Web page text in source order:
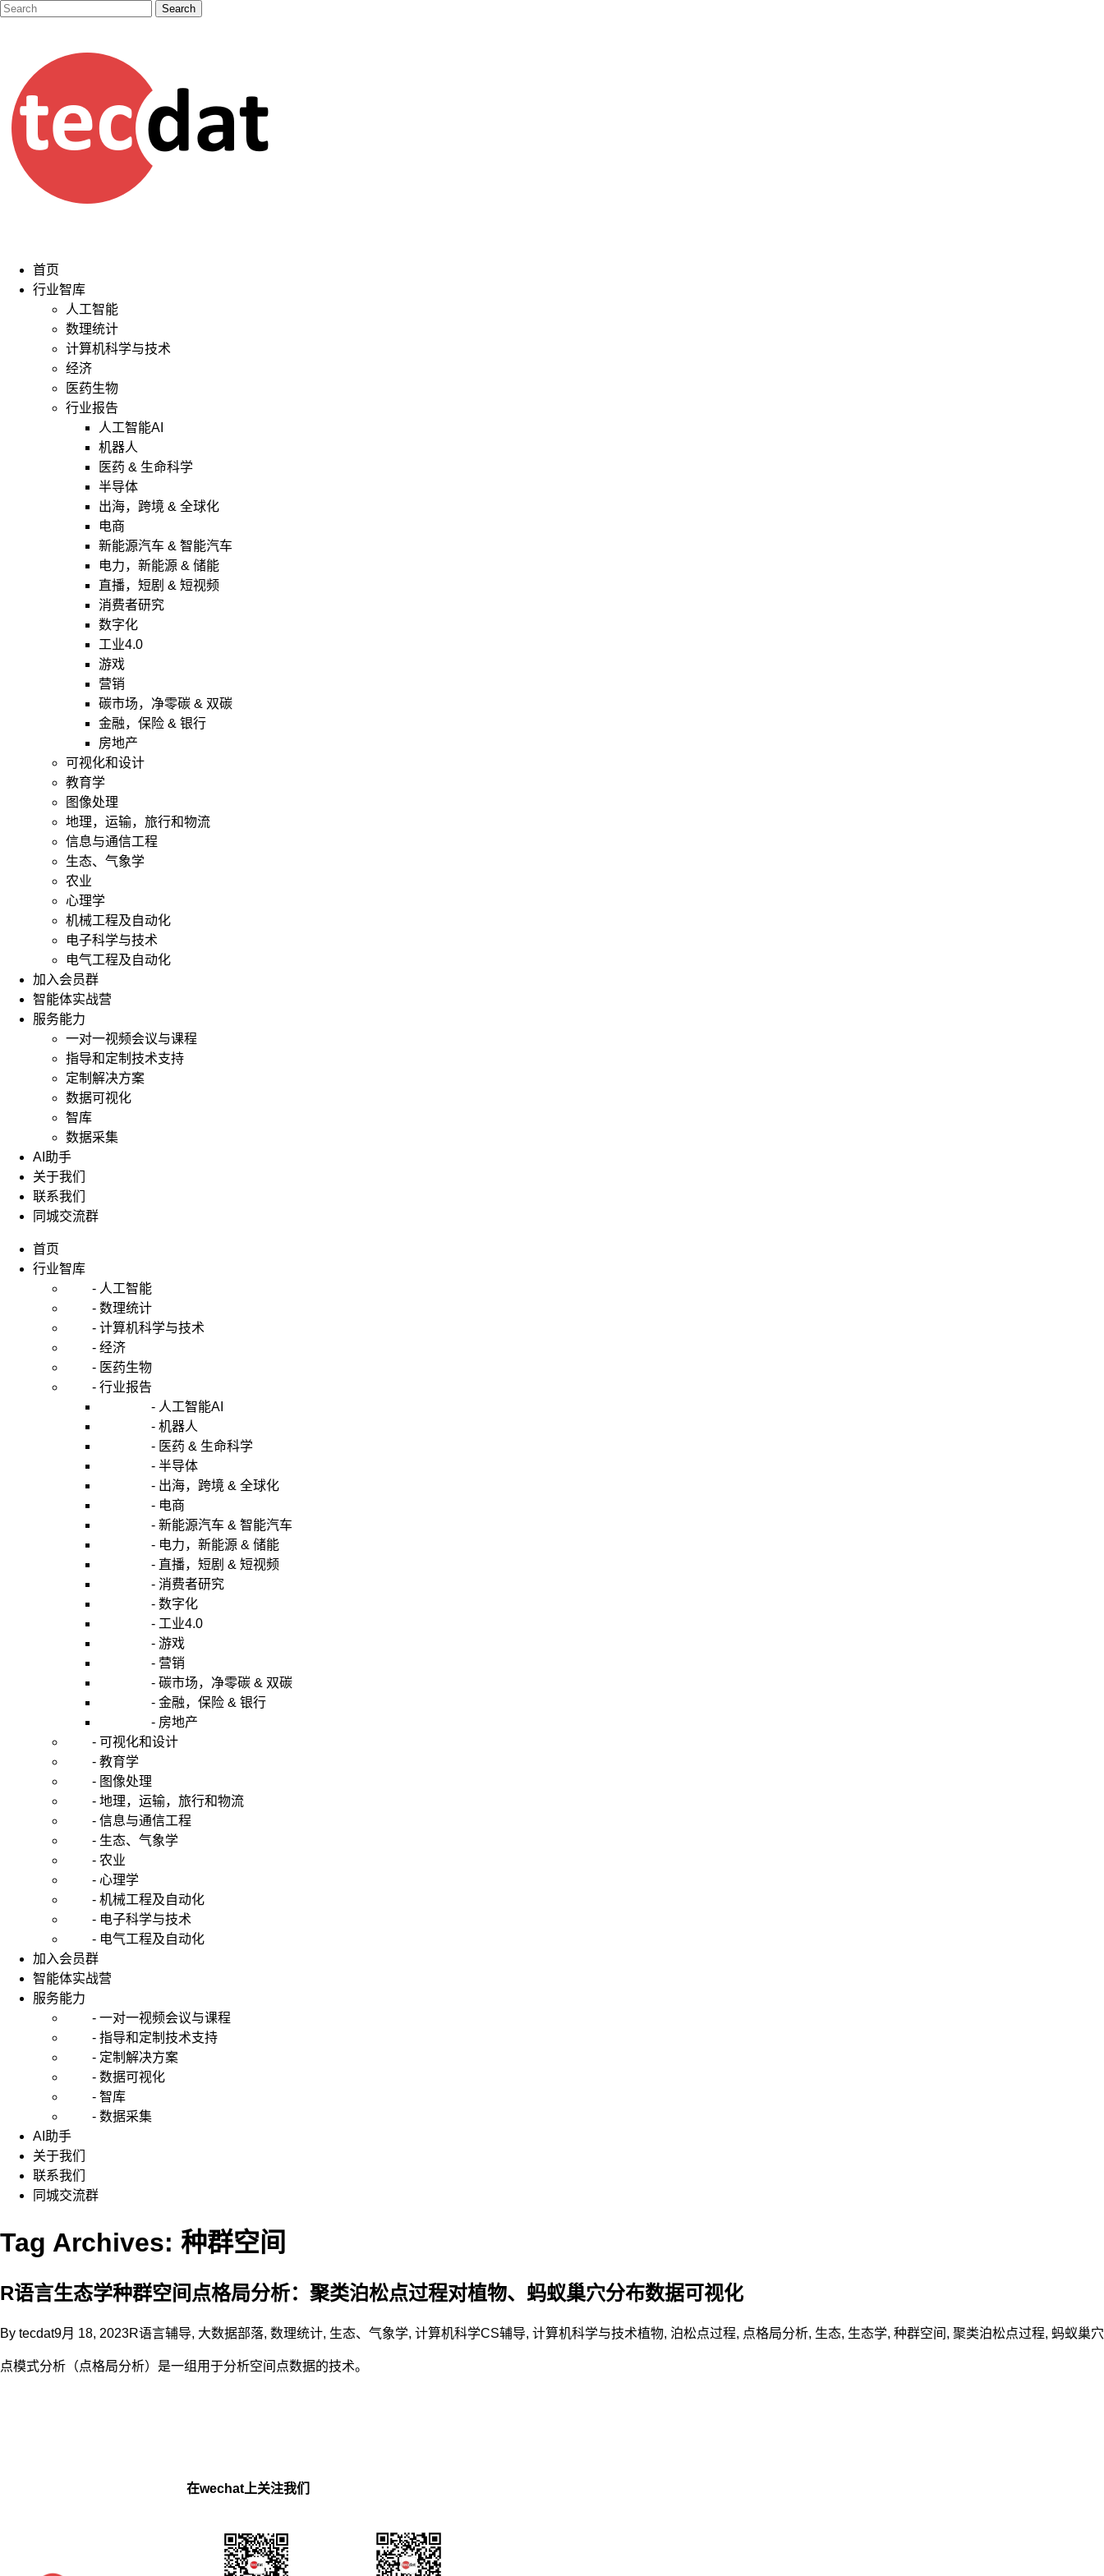
首页
行业智库
人工智能
数理统计
计算机科学与技术
经济
医药生物
行业报告
人工智能AI
机器人
医药 & 生命科学
半导体
出海，跨境 & 全球化
电商
新能源汽车 & 智能汽车
电力，新能源 & 储能
直播，短剧 & 短视频
消费者研究
数字化
工业4.0
游戏
营销
碳市场，净零碳 & 双碳
金融，保险 & 银行
房地产
可视化和设计
教育学
图像处理
地理，运输，旅行和物流
信息与通信工程
生态、气象学
农业
心理学
机械工程及自动化
电子科学与技术
电气工程及自动化
加入会员群
智能体实战营
服务能力
一对一视频会议与课程
指导和定制技术支持
定制解决方案
数据可视化
智库
数据采集
AI助手
关于我们
联系我们
同城交流群
首页
行业智库
- 人工智能
- 数理统计
- 计算机科学与技术
- 经济
- 医药生物
- 行业报告
- 人工智能AI
- 机器人
- 医药 & 生命科学
- 半导体
- 出海，跨境 & 全球化
- 电商
- 新能源汽车 & 智能汽车
- 电力，新能源 & 储能
- 直播，短剧 & 短视频
- 消费者研究
- 数字化
- 工业4.0
- 游戏
- 营销
- 碳市场，净零碳 & 双碳
- 金融，保险 & 银行
- 房地产
- 可视化和设计
- 教育学
- 图像处理
- 地理，运输，旅行和物流
- 信息与通信工程
- 生态、气象学
- 农业
- 心理学
- 机械工程及自动化
- 电子科学与技术
- 电气工程及自动化
加入会员群
智能体实战营
服务能力
- 一对一视频会议与课程
- 指导和定制技术支持
- 定制解决方案
- 数据可视化
- 智库
- 数据采集
AI助手
关于我们
联系我们
同城交流群
Tag Archives: 种群空间
R语言生态学种群空间点格局分析：聚类泊松点过程对植物、蚂蚁巢穴分布数据可视化
By tecdat9月 18, 2023R语言辅导, 大数据部落, 数理统计, 生态、气象学, 计算机科学CS辅导, 计算机科学与技术植物, 泊松点过程, 点格局分析, 生态, 生态学, 种群空间 , 聚类泊松点过程, 蚂蚁巢穴
点模式分析（点格局分析）是一组用于分析空间点数据的技术。
在wechat上关注我们